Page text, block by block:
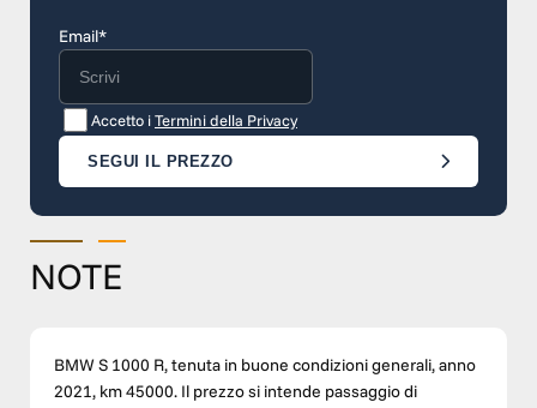
Email*
Accetto iTermini della Privacy
SEGUI IL PREZZO
NOTE
BMW S 1000 R, tenuta in buone condizioni generali, anno
2021, km 45000. Il prezzo si intende passaggio di